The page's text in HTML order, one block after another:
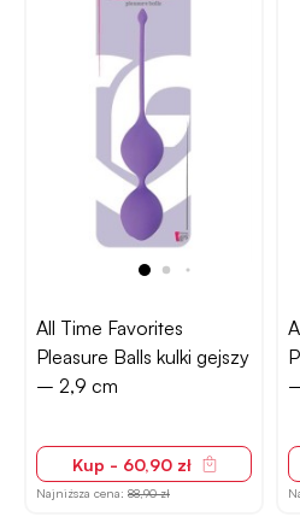
All Time Favorites
Pleasure Balls kulki gejszy
– 2,9 cm
Kup - 60,90 zł
Najniższa cena: 88,90 zł